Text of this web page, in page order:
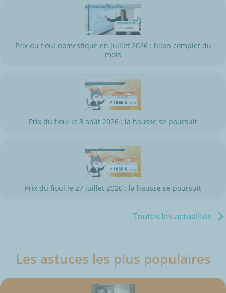
Prix du fioul domestique en juillet 2026 : bilan complet du
mois
Prix du fioul le 3 août 2026 : la hausse se poursuit
Prix du fioul le 27 juillet 2026 : la hausse se poursuit
Toutes les actualités
Les astuces les plus populaires